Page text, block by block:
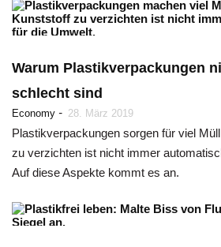
Warum Plastikverpackungen
schlecht sind
Economy - 28. März 2019
Plastikverpackungen sorgen für viel
zu verzichten ist nicht immer
Auf diese Aspekte kommt es an.